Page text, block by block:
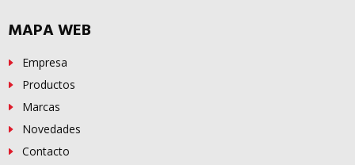
MAPA WEB
Empresa
Productos
Marcas
Novedades
Contacto